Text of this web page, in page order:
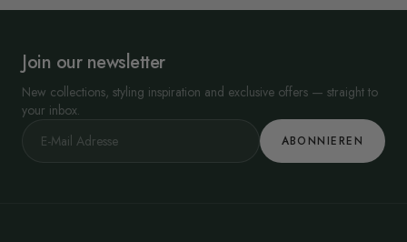
Join our newsletter
New collections, styling inspiration and exclusive offers — straight to
your inbox.
ABONNIEREN